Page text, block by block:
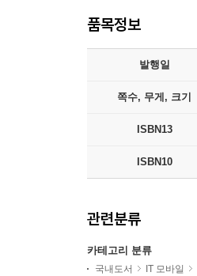
품목정보
발행일
쪽수, 무게, 크기
ISBN13
ISBN10
관련분류
카테고리 분류
국내도서 IT 모바일